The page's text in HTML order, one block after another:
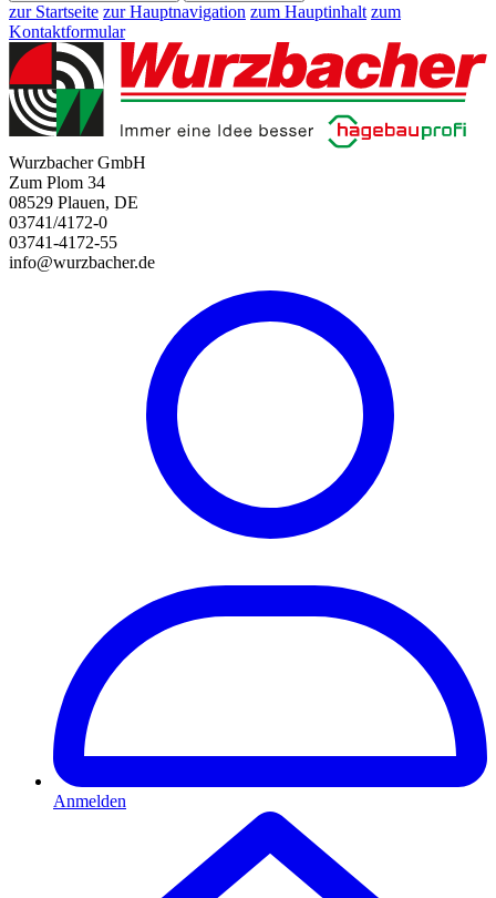
zur Startseite zur Hauptnavigation zum Hauptinhalt zum
Kontaktformular
Wurzbacher GmbH
Zum Plom 34
08529 Plauen, DE
03741/4172-0
03741-4172-55
info@wurzbacher.de
Anmelden